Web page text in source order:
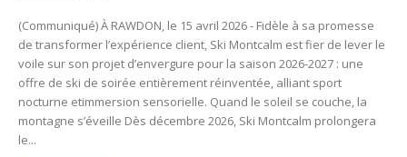
(Communiqué) À RAWDON, le 15 avril 2026 - Fidèle à sa promesse
de transformer l’expérience client, Ski Montcalm est fier de lever le
voile sur son projet d’envergure pour la saison 2026-2027 : une
offre de ski de soirée entièrement réinventée, alliant sport
nocturne etimmersion sensorielle. Quand le soleil se couche, la
montagne s’éveille Dès décembre 2026, Ski Montcalm prolongera
le...